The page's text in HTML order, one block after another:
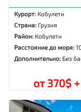
Курорт: Кобулети
Страна: Грузия
Район: Кобулети
Расстояние до моря:
Дополнительно: Без
от 370$